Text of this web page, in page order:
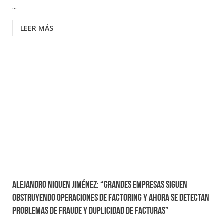
...
LEER MÁS
Alejandro Niquen Jiménez: “Grandes empresas siguen
obstruyendo operaciones de factoring y ahora se detectan
problemas de fraude y duplicidad de facturas”